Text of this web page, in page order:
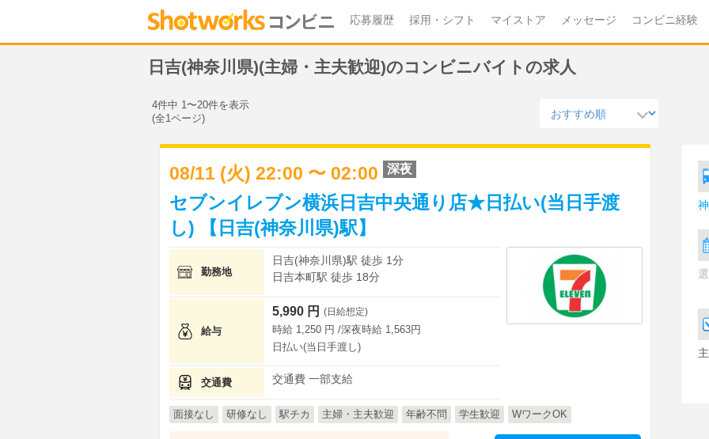
応募履歴 採用・シフト マイストア メッセージ コンビニ経験
日吉(神奈川県)(主婦・主夫歓迎)のコンビニバイトの求人
4件中 1〜20件を表示
(全1ページ)
08/11 (火) 22:00 〜 02:00 深夜
セブンイレブン横浜日吉中央通り店★日払い(当日手渡
し) 【日吉(神奈川県)駅】
勤務地
日吉(神奈川県)駅 徒歩 1分
日吉本町駅 徒歩 18分
給与
5,990 円 (日給想定)
時給 1,250 円 /深夜時給 1,563円
日払い(当日手渡し)
交通費 交通費 一部支給
面接なし 研修なし 駅チカ 主婦・主夫歓迎 年齢不問 学生歓迎 WワークOK